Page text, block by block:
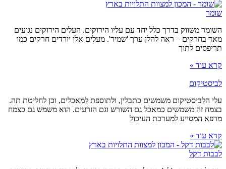
שומר
השומר משווק בדרך כלל יחד עם עליו הירוקים. העלים הירוקים נגועים
מאד בחרקים – ראה להלן ערך 'שמיר'. מעלים אלו יורדים חרקים כמו
תריפסים לתוך
קרא עוד »
לביסטיקום
עלי הלביסטיקום משמשים כתבלין, ולתוספת למאכלים, וכן לחליטת תה.
בצמח זה משמשים כמאכל גם השורש וגם הזרעים. הוא משמש גם כצמח
מרפא המסייע למערכת העיכול
קרא עוד »
לבבות דקל